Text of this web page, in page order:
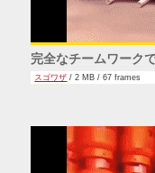
完全なチームワーク
スゴワザ / 2 MB / 67 frames